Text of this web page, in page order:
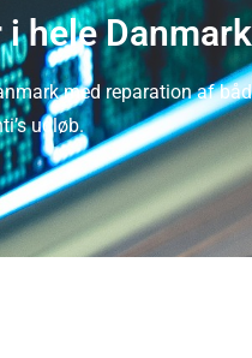
hele Danmark
med reparation af
udløb.